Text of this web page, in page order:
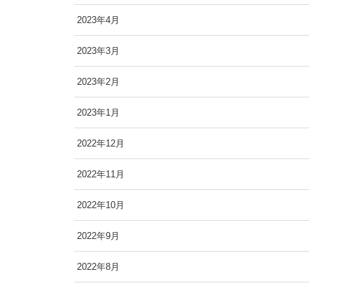
2023年4月
2023年3月
2023年2月
2023年1月
2022年12月
2022年11月
2022年10月
2022年9月
2022年8月